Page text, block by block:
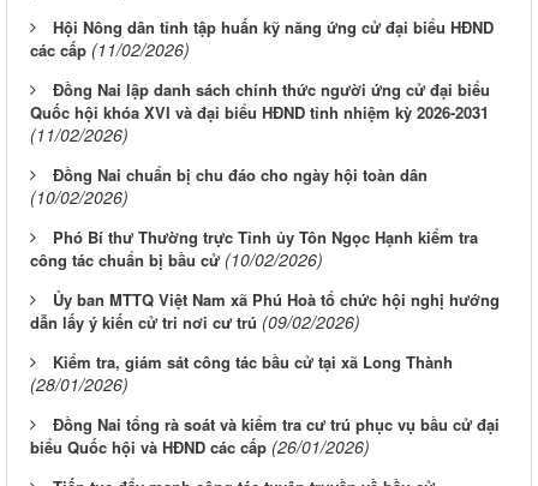
Hội Nông dân tỉnh tập huấn kỹ năng ứng cử đại biểu HĐND
các cấp (11/02/2026)
Đồng Nai lập danh sách chính thức người ứng cử đại biểu
Quốc hội khóa XVI và đại biểu HĐND tỉnh nhiệm kỳ 2026-2031
(11/02/2026)
Đồng Nai chuẩn bị chu đáo cho ngày hội toàn dân
(10/02/2026)
Phó Bí thư Thường trực Tỉnh ủy Tôn Ngọc Hạnh kiểm tra
công tác chuẩn bị bầu cử (10/02/2026)
Ủy ban MTTQ Việt Nam xã Phú Hoà tổ chức hội nghị hướng
dẫn lấy ý kiến cử tri nơi cư trú (09/02/2026)
Kiểm tra, giám sát công tác bầu cử tại xã Long Thành
(28/01/2026)
Đồng Nai tổng rà soát và kiểm tra cư trú phục vụ bầu cử đại
biểu Quốc hội và HĐND các cấp (26/01/2026)